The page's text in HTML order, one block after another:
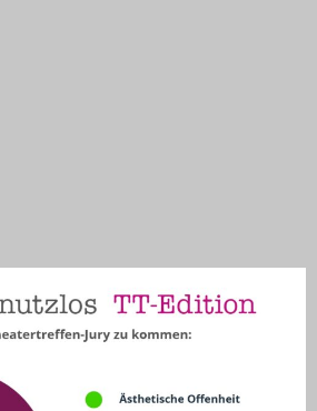
2016
Blog
2017